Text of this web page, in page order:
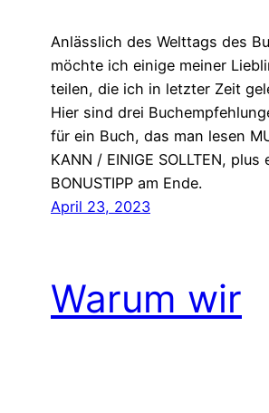
Anlässlich des Welttags des
möchte ich einige meiner
teilen, die ich in letzter Zeit
Hier sind drei
für ein Buch, das man lesen
KANN / EINIGE SOLLTEN, plus
BONUSTIPP am Ende.
April 23, 2023
Warum wir